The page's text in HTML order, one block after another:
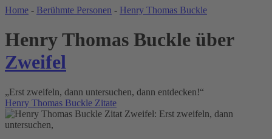
WELT DER ZITATE
Home - Berühmte Personen - Henry Thomas Buckle
Henry Thomas Buckle über
Zweifel
„Erst zweifeln, dann untersuchen, dann entdecken!“
Henry Thomas Buckle Zitate